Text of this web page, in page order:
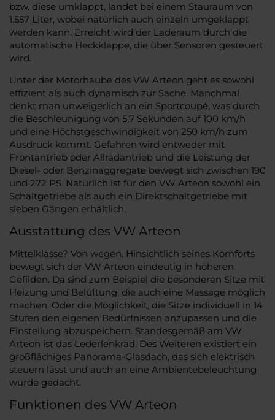
bzw. diese umklappt, landet bei einem Stauraum von
1.557 Liter, wobei natürlich auch einzeln umgeklappt
werden kann. Erreicht wird der Laderaum durch die
automatische Heckklappe, die über Sensoren gesteuert
wird.
Unter der Motorhaube des VW Arteon geht es sowohl
effizient als auch dynamisch zur Sache. Manchmal
denkt man unweigerlich an ein Sportcoupé, was durch
die Beschleunigung von 5,7 Sekunden auf 100 km/h
und eine Höchstgeschwindigkeit von 250 km/h zum
Ausdruck kommt. Gefahren wird entweder mit
Frontantrieb oder Allradantrieb und die Leistung der
Diesel- oder Benzinaggregate bewegt sich zwischen 190
und 272 PS. Natürlich ist für den VW Arteon sowohl ein
Schaltgetriebe als auch ein Direktschaltgetriebe mit
sieben Gängen erhältlich.
Ausstattung des VW Arteon
Mittelklasse? Von wegen. Hinsichtlich seines Komforts
bewegt sich der VW Arteon eindeutig in höheren
Gefilden. Da sind zum Beispiel die besonderen Sitze mit
Heizung und Belüftung, die auch eine Massage möglich
machen. Oder die Möglichkeit, die Sitze individuell in 14
Stufen den eigenen Bedürfnissen anzupassen und die
Einstellung abzuspeichern. Standesgemäß am VW
Arteon ist das Lederlenkrad. Des Weiteren existiert ein
großflächiges Panorama-Glasdach, das sich elektrisch
steuern lässt und auch an eine Ambientebeleuchtung
wurde gedacht.
Funktionen des VW Arteon